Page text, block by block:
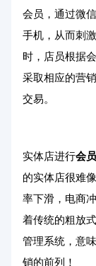
会员，通过微
手机，从而刺
时，店员根据
采取相应的营
交易。
实体店进行会
的实体店很难
率下滑，电商
着传统的粗放
管理系统，意
销的前列！